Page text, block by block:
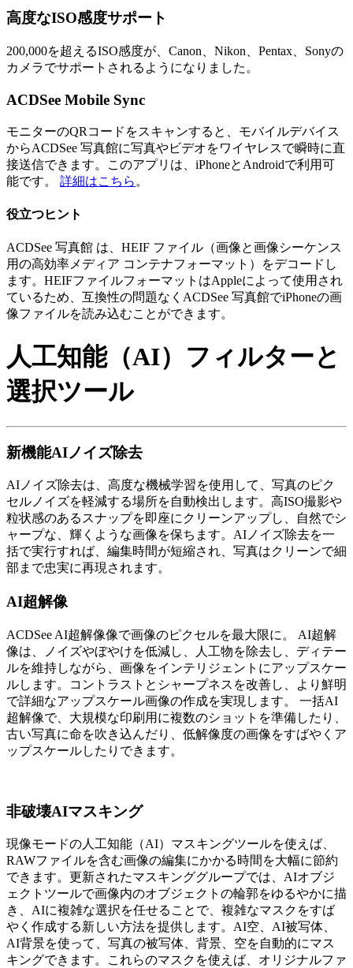
高度なISO感度サポート
200,000を超えるISO感度が、Canon、Nikon、Pentax、Sonyの
カメラでサポートされるようになりました。
ACDSee Mobile Sync
モニターのQRコードをスキャンすると、モバイルデバイス
からACDSee 写真館に写真やビデオをワイヤレスで瞬時に直
接送信できます。このアプリは、iPhoneとAndroidで利用可
能です。 詳細はこちら 。
役立つヒント
ACDSee 写真館 は、HEIF ファイル（画像と画像シーケンス
用の高効率メディア コンテナフォーマット）をデコードし
ます。HEIFファイルフォーマットはAppleによって使用され
ているため、互換性の問題なくACDSee 写真館でiPhoneの画
像ファイルを読み込むことができます。
人工知能（AI）フィルターと
選択ツール
新機能AIノイズ除去
AIノイズ除去は、高度な機械学習を使用して、写真のピク
セルノイズを軽減する場所を自動検出します。高ISO撮影や
粒状感のあるスナップを即座にクリーンアップし、自然でシ
ャープな、輝くような画像を保ちます。AIノイズ除去を一
括で実行すれば、編集時間が短縮され、写真はクリーンで細
部まで忠実に再現されます。
AI超解像
ACDSee AI超解像像で画像のピクセルを最大限に。 AI超解
像は、ノイズやぼやけを低減し、人工物を除去し、ディテー
ルを維持しながら、画像をインテリジェントにアップスケー
ルします。コントラストとシャープネスを改善し、より鮮明
で詳細なアップスケール画像の作成を実現します。 一括AI
超解像で、大規模な印刷用に複数のショットを準備したり、
古い写真に命を吹き込んだり、低解像度の画像をすばやくア
ップスケールしたりできます。
非破壊AIマスキング
現像モードの人工知能（AI）マスキングツールを使えば、
RAWファイルを含む画像の編集にかかる時間を大幅に節約
できます。更新されたマスキンググループでは、AIオブジ
ェクトツールで画像内のオブジェクトの輪郭をゆるやかに描
き、AIに複雑な選択を任せることで、複雑なマスクをすば
やく作成する新しい方法を提供します。AI空、AI被写体、
AI背景を使って、写真の被写体、背景、空を自動的にマス
キングできます。これらのマスクを使えば、オリジナルファ